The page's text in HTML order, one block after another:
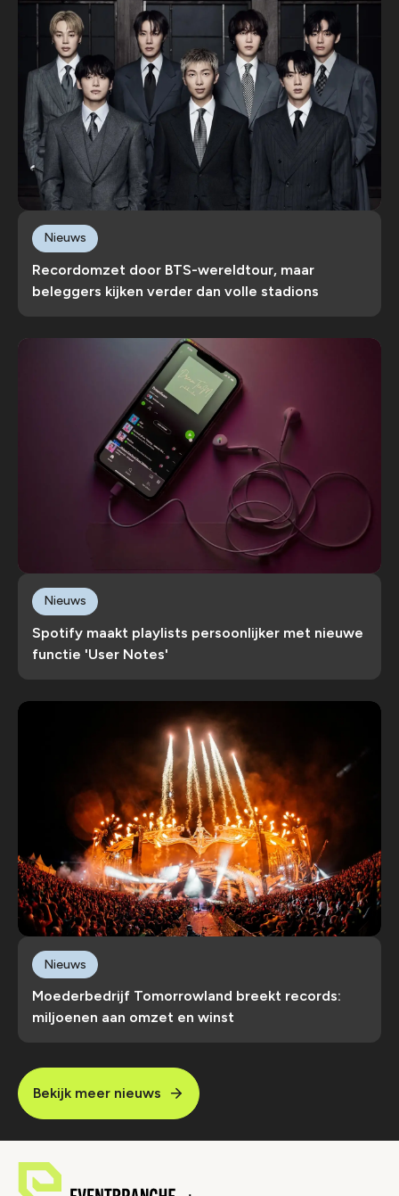
Recordomzet door BTS-wereldtour, maar
beleggers kijken verder dan volle stadions
Nieuws
Spotify maakt playlists persoonlijker met nieuwe
functie 'User Notes'
Nieuws
Moederbedrijf Tomorrowland breekt records:
miljoenen aan omzet en winst
Nieuws
Bekijk meer nieuws